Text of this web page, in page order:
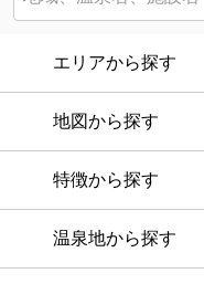
エリアから探す
地図から探す
特徴から探す
温泉地から探す